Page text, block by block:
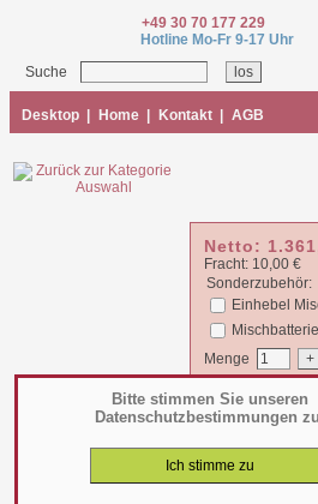
Bitte stimmen Sie unseren
Datenschutzbestimmungen
+49 30 70 177 229
Hotline Mo-Fr 9-17 Uhr
Suche
Desktop Home Kontakt AGB
Netto:
Fracht: 10,00 €
Sonderzubehör:
Einhebel
Menge
Summe:1.361,66
zzgl. 19%